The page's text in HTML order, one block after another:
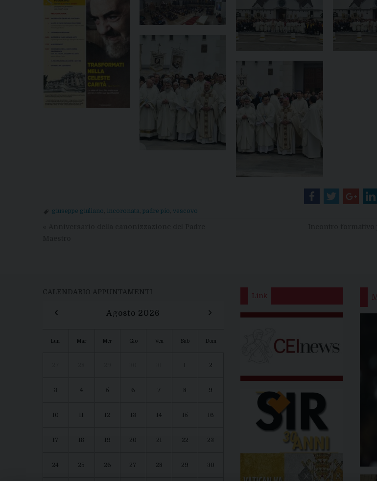
giuseppe giuliano incoronata padre pio vescovo
CALENDARIO APPUNTAMENTI
‹ Agosto 2026 ›
Lun Mar Mer Gio Ven Sab Dom
2
3 4 5 6 7 8 9
10 12 13 14 15 16
17 18 19 20 21 22 23
24 25 26 27 28 29 30
Link